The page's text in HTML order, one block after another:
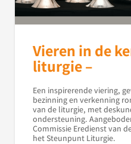
Vieren in de
liturgie –
Een inspirerende viering,
bezinning en verkenning
van de liturgie, met
ondersteuning.
Commissie Eredienst van
het Steunpunt Liturgie.